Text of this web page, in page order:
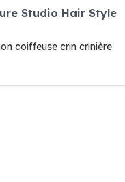
Studio Hair Style
coiffeuse crin crinière